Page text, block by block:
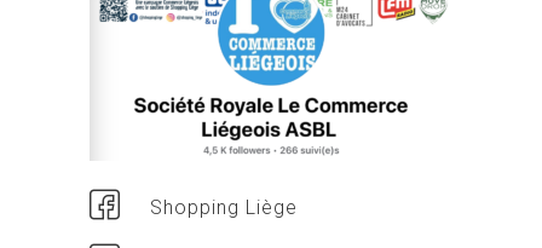
Shopping Liège